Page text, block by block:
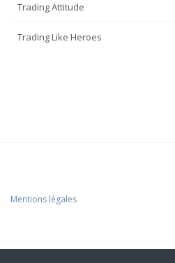
Trading Attitude
Trading Like Heroes
Mentions légales